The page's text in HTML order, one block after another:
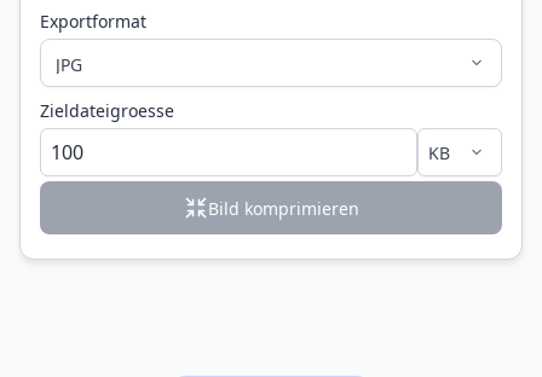
Exportformat
Zieldateigroesse
Bild komprimieren